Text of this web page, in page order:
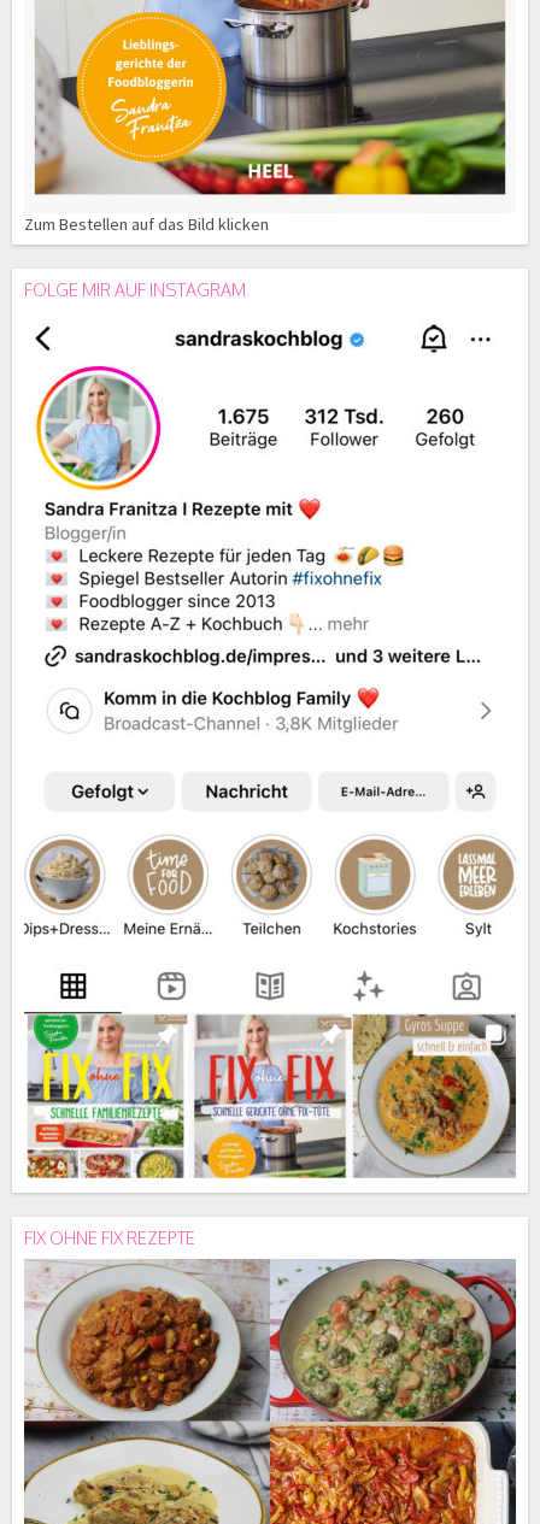
Zum Bestellen auf das Bild klicken
FOLGE MIR AUF INSTAGRAM
FIX OHNE FIX REZEPTE